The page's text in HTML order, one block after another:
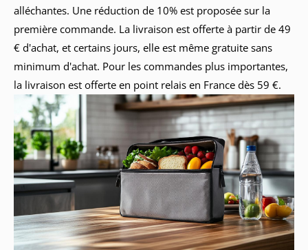
alléchantes. Une réduction de 10% est proposée sur la
première commande. La livraison est offerte à partir de 49
€ d'achat, et certains jours, elle est même gratuite sans
minimum d'achat. Pour les commandes plus importantes,
la livraison est offerte en point relais en France dès 59 €.